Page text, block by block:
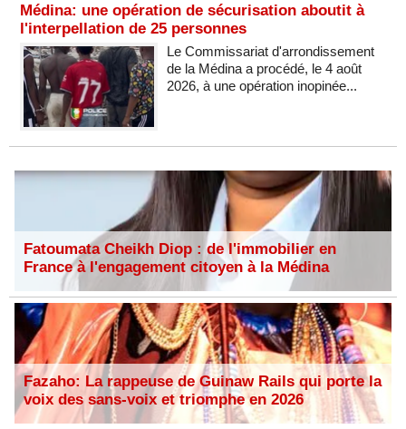
Médina: une opération de sécurisation aboutit à
l'interpellation de 25 personnes
Le Commissariat d'arrondissement
de la Médina a procédé, le 4 août
2026, à une opération inopinée...
Fatoumata Cheikh Diop : de l'immobilier en
France à l'engagement citoyen à la Médina
Fazaho: La rappeuse de Guinaw Rails qui porte la
voix des sans-voix et triomphe en 2026